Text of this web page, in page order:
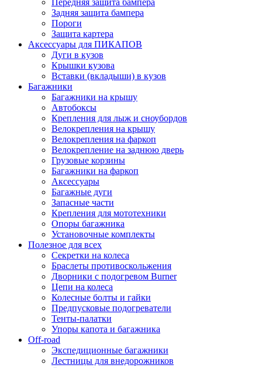
Задняя защита бампера
Пороги
Защита картера
Аксессуары для ПИКАПОВ
Дуги в кузов
Крышки кузова
Вставки (вкладыши) в кузов
Багажники
Багажники на крышу
Автобоксы
Крепления для лыж и сноубордов
Велокрепления на крышу
Велокрепления на фаркоп
Велокрепление на заднюю дверь
Грузовые корзины
Багажники на фаркоп
Аксессуары
Багажные дуги
Запасные части
Крепления для мототехники
Опоры багажника
Установочные комплекты
Полезное для всех
Секретки на колеса
Браслеты противоскольжения
Дворники с подогревом Burner
Цепи на колеса
Колесные болты и гайки
Предпусковые подогреватели
Тенты-палатки
Упоры капота и багажника
Off-road
Экспедиционные багажники
Лестницы для внедорожников